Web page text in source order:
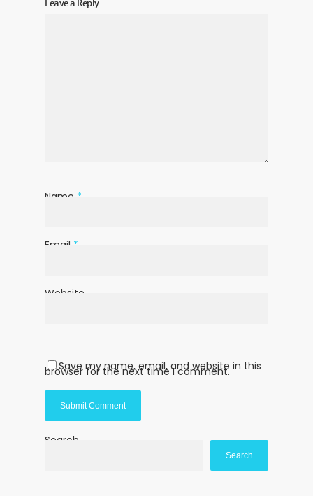
Leave a Reply
Name *
Email *
Website
Save my name, email, and website in this
browser for the next time I comment.
Search
Search